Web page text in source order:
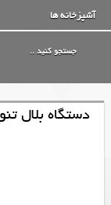
آشپزخانه ها